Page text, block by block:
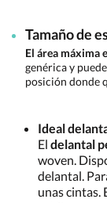
Tamaño de
El área máxima
genérica y
posición donde
Ideal
El delantal
woven.
delantal.
unas cintas.